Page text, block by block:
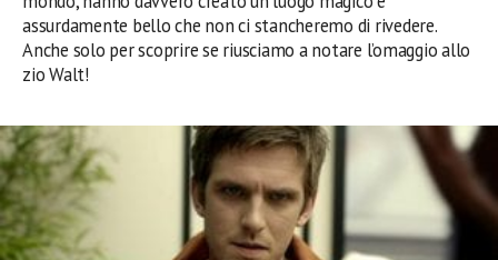
assurdamente bello che non ci stancheremo di rivedere.
Anche solo per scoprire se riusciamo a notare l’omaggio allo
zio Walt!